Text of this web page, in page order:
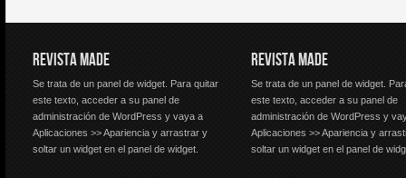
REVISTA MADE
Se trata de un panel de widget. Para quitar
este texto, acceder a su panel de
administración de WordPress y vaya a
Aplicaciones >> Apariencia y arrastrar y
soltar un widget en el panel de widget.
REVISTA MADE
Se trata de un panel de widget.
este texto, acceder a su panel de
administración de WordPress y
Aplicaciones >> Apariencia y
soltar un widget en el panel de